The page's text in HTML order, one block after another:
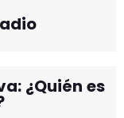
¿Quién es